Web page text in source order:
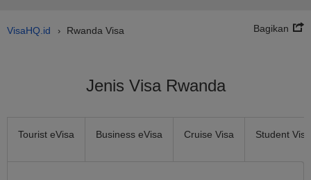
VisaHQ.id › Rwanda Visa Bagikan
Jenis Visa Rwanda
Tourist eVisa Business eVisa Cruise Visa Student Visa